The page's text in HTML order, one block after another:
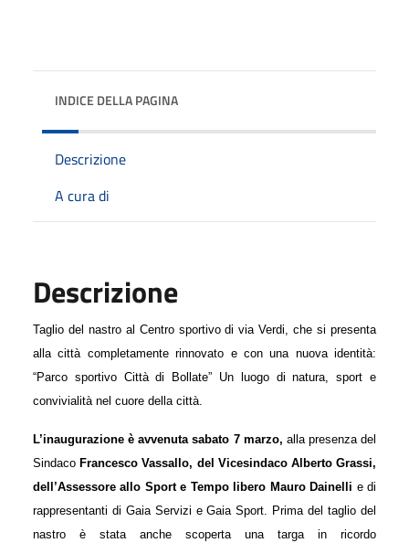
INDICE DELLA PAGINA
Descrizione
A cura di
Descrizione
Taglio del nastro al Centro sportivo di via Verdi, che si presenta
alla città completamente rinnovato e con una nuova identità:
“Parco sportivo Città di Bollate” Un luogo di natura, sport e
convivialità nel cuore della città.
L’inaugurazione è avvenuta sabato 7 marzo, alla presenza del
SindacoFrancesco Vassallo, del Vicesindaco Alberto Grassi,
dell’Assessore allo Sport e Tempo libero Mauro Dainelli e di
rappresentanti di Gaia Servizi e Gaia Sport. Prima del taglio del
nastro è stata anche scoperta una targa in ricordo